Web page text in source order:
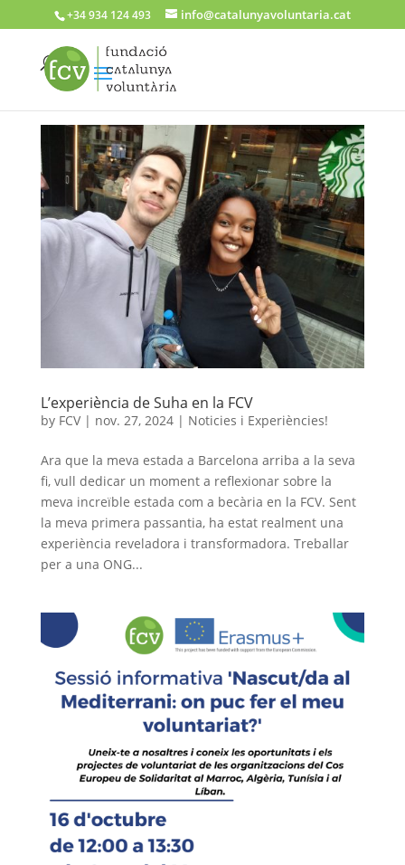
+34 934 124 493 info@catalunyavoluntaria.cat
L’experiència de Suha en la FCV
by FCV| nov. 27, 2024| Noticies i Experiències!
Ara que la meva estada a Barcelona arriba a la seva
fi, vull dedicar un moment a reflexionar sobre la
meva increïble estada com a becària en la FCV. Sent
la meva primera passantia, ha estat realment una
experiència reveladora i transformadora. Treballar
per a una ONG...